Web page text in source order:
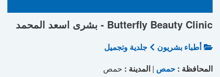
Butterfly Beauty Clinic - بشرى اسعد المحمد
أطباء بشريون
جلدية وتجميل
المحافظة : حمص | المدينة : حمص